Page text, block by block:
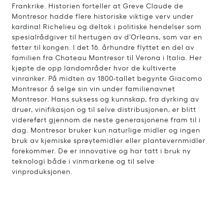
Frankrike. Historien forteller at Greve Claude de
Montresor hadde flere historiske viktige verv under
kardinal Richelieu og deltok i politiske hendelser som
spesialrådgiver til hertugen av d'Orleans, som var en
fetter til kongen. I det 16. århundre flyttet en del av
familien fra Chateau Montresor til Verona i Italia. Her
kjøpte de opp landområder hvor de kultiverte
vinranker. På midten av 1800-tallet begynte Giacomo
Montresor å selge sin vin under familienavnet
Montresor. Hans suksess og kunnskap, fra dyrking av
druer, vinifikasjon og til selve distribusjonen, er blitt
videreført gjennom de neste generasjonene fram til i
dag. Montresor bruker kun naturlige midler og ingen
bruk av kjemiske sprøytemidler eller plantevernmidler
forekommer. De er innovative og har tatt i bruk ny
teknologi både i vinmarkene og til selve
vinproduksjonen.